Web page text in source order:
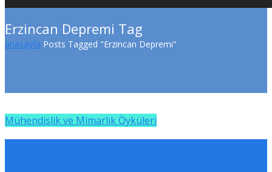
Erzincan Depremi Tag
anasayfa Posts Tagged "Erzincan Depremi"
Mühendislik ve Mimarlık Öyküleri